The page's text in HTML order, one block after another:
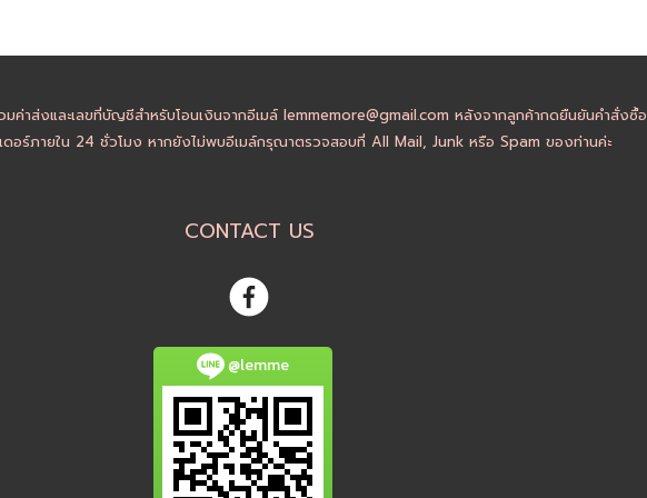
มค่าส่งและเลขที่บัญชีสำหรับโอนเงินจากอีเมล์ lemmemore@gmail.com หลังจากลูกค้ากดยืนยันคำสั่งซื้อ
ดอร์ภายใน 24 ชั่วโมง หากยังไม่พบอีเมล์กรุณาตรวจสอบที่ All Mail, Junk หรือ Spam ของท่านค่ะ
CONTACT US
@lemme